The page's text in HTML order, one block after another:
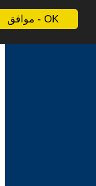
موافق - OK